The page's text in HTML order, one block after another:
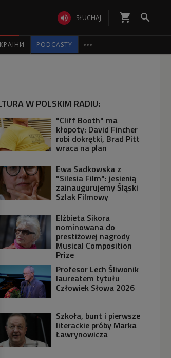
 SŁUCHAJ shopping_cart 
PODCASTY 
W POLSKIM RADIU:
"Cliff Booth" ma
kłopoty: David Fincher
robi dokrętki, Brad Pitt
wraca na plan
Ewa Sadkowska z
"Silesia Film": jesienią
zainaugurujemy Śląski
Szlak Filmowy
Elżbieta Sikora
nominowana do
prestiżowej nagrody
Musical Composition
Prize
Profesor Lech Śliwonik
laureatem tytułu
Człowiek Słowa 2026
Szkoła, bunt i pierwsze
literackie próby Marka
Ławrynowicza